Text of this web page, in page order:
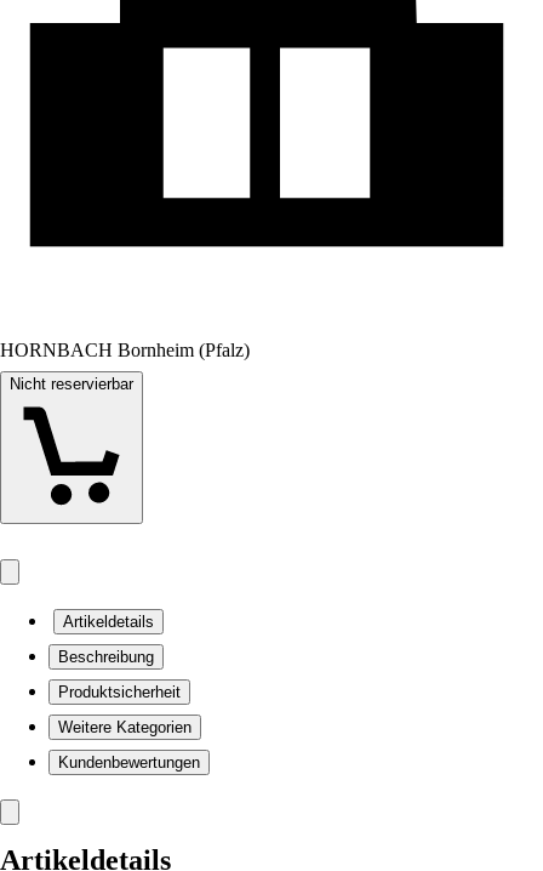
HORNBACH Bornheim (Pfalz)
Nicht reservierbar
Artikeldetails
Beschreibung
Produktsicherheit
Weitere Kategorien
Kundenbewertungen
Artikeldetails